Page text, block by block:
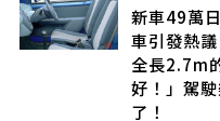
新車49萬
車引發熱議
全長2.7m
好！」駕
了！